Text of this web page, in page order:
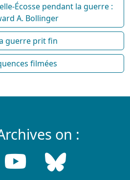
Écosse pendant la guerre :
A. Bollinger
guerre prit fin
filmées
on :